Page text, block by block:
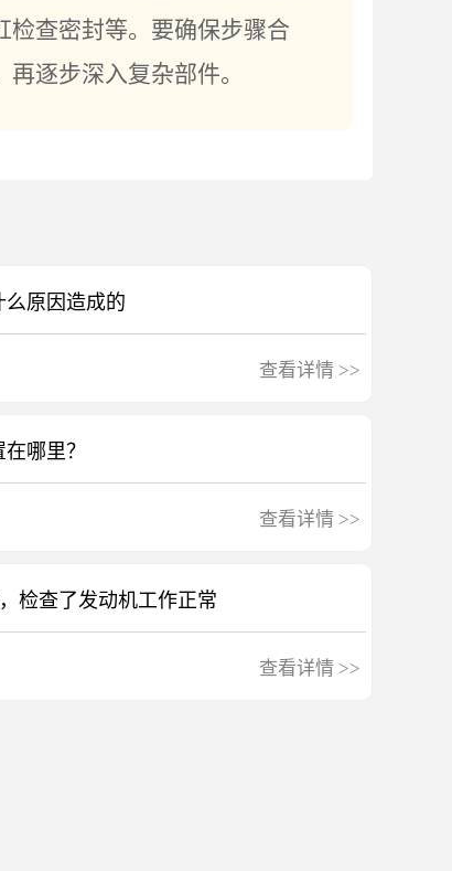
检查密封等。要确保步骤合
逐步深入复杂部件。
么原因造成的
查看详情 >>
哪里？
查看详情 >>
检查了发动机工作正常
查看详情 >>